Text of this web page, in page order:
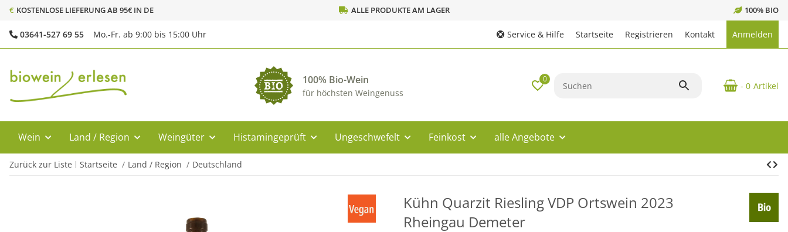
€ KOSTENLOSE LIEFERUNG AB 95€ IN DE ALLE PRODUKTE AM LAGER 100% BIO
03641-527 69 55 Mo.-Fr. ab 9:00 bis 15:00 Uhr Service & Hilfe Startseite Registrieren Kontakt Anmelden
100% Bio-Wein
für höchsten Weingenuss
0
- 0 Artikel
Wein Land / Region Weingüter Histamingeprüft Ungeschwefelt Feinkost alle Angebote
Zurück zur Liste Startseite Land / Region Deutschland
Kühn Quarzit Riesling VDP Ortswein 2023
Rheingau Demeter